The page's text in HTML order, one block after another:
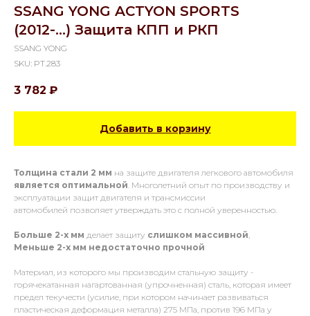
SSANG YONG ACTYON SPORTS
(2012-...) Защита КПП и РКП
SSANG YONG
SKU: PT.283
3 782 ₽
Добавить в корзину
Толщина стали 2 мм на защите двигателя легкового автомобиля
является оптимальной. Многолетний опыт по производству и
эксплуатации защит двигателя и трансмиссии
автомобилей позволяет утверждать это с полной уверенностью.
Больше 2-х мм делает защиту слишком массивной,
Меньше 2-х мм недостаточно прочной
Материал, из которого мы производим стальную защиту -
горячекатанная нагартованная (упрочненная) сталь, которая имеет
предел текучести (усилие, при котором начинает развиваться
пластическая деформация металла) 275 МПа, против 196 МПа у